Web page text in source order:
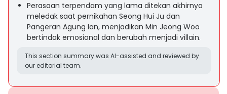
Perasaan terpendam yang lama ditekan akhirnya
meledak saat pernikahan Seong Hui Ju dan
Pangeran Agung Ian, menjadikan Min Jeong Woo
bertindak emosional dan berubah menjadi villain.
This section summary was AI-assisted and reviewed by
our editorial team.